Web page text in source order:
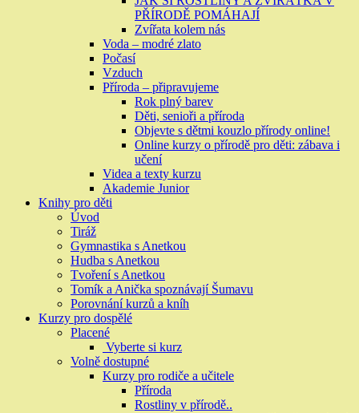
PŘÍRODĚ POMÁHAJÍ
Zvířata kolem nás
Voda – modré zlato
Počasí
Vzduch
Příroda – připravujeme
Rok plný barev
Děti, senioři a příroda
Objevte s dětmi kouzlo přírody online!
Online kurzy o přírodě pro děti: zábava i
učení
Videa a texty kurzu
Akademie Junior
Knihy pro děti
Úvod
Tiráž
Gymnastika s Anetkou
Hudba s Anetkou
Tvoření s Anetkou
Tomík a Anička spoznávají Šumavu
Porovnání kurzů a kníh
Kurzy pro dospělé
Placené
Vyberte si kurz
Volně dostupné
Kurzy pro rodiče a učitele
Příroda
Rostliny v přírodě..